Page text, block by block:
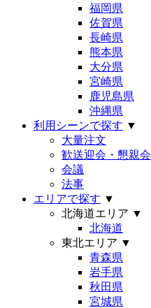
福岡県
佐賀県
長崎県
熊本県
大分県
宮崎県
鹿児島県
沖縄県
利用シーンで探す ▼
大量注文
歓送迎会・懇親会
会議
法事
エリアで探す ▼
北海道エリア ▼
北海道
東北エリア ▼
青森県
岩手県
秋田県
宮城県